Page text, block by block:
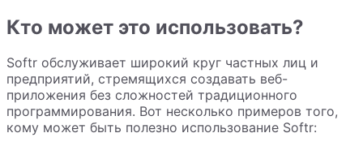
Кто может это использовать?
Softr обслуживает широкий круг частных лиц и
предприятий, стремящихся создавать веб-
приложения без сложностей традиционного
программирования. Вот несколько примеров того,
кому может быть полезно использование Softr: